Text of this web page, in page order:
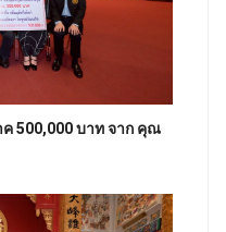
500,000 บาท จาก คุณ